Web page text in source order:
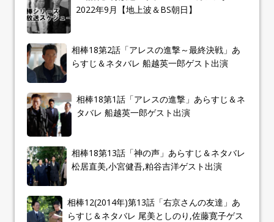
2022年9月【地上波＆BS朝日】
相棒18第2話「アレスの進撃～最終決戦」あ
らすじ＆ネタバレ 船越英一郎ゲスト出演
相棒18第1話「アレスの進撃」あらすじ＆ネ
タバレ 船越英一郎ゲスト出演
相棒18第13話「神の声」あらすじ＆ネタバレ
松居直美,小宮健吾,粕谷吉洋ゲスト出演
相棒12(2014年)第13話「右京さんの友達」あ
らすじ＆ネタバレ 尾美としのり,佐藤寛子ゲス